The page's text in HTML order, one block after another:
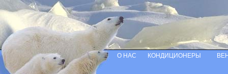
О НАС КОНДИЦИОНЕРЫ